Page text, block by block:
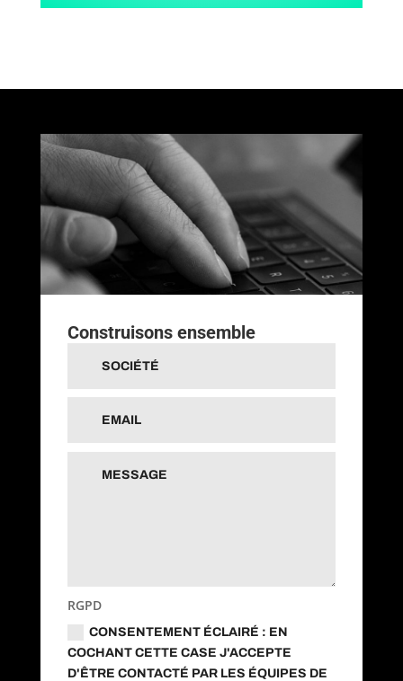
Construisons ensemble
RGPD
CONSENTEMENT ÉCLAIRÉ : EN
COCHANT CETTE CASE J'ACCEPTE
D'ÊTRE CONTACTÉ PAR LES ÉQUIPES DE